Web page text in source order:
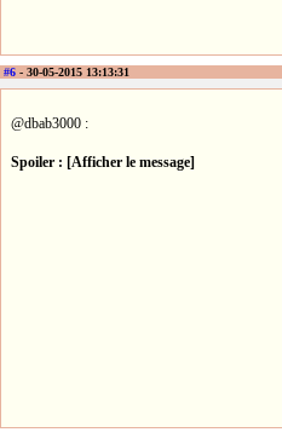
#6 - 30-05-2015 13:13:31
@dbab3000 :
Spoiler : [Afficher le message]